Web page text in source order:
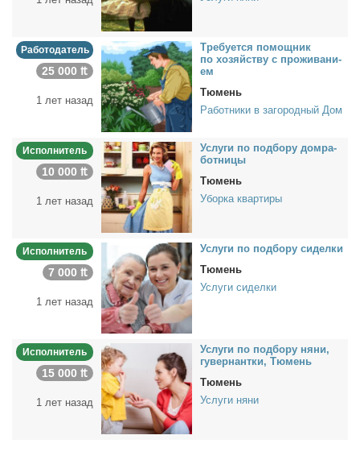
Работодатель
25 000 ₶
1 лет назад
Тре­бу­ет­ся по­мощ­ник
по хо­зяй­ству с про­жи­ва­ни­
ем
Тюмень
Работники в загородный Дом
Исполнитель
10 000 ₶
1 лет назад
Услу­ги по под­бо­ру дом­ра­
бот­ни­цы
Тюмень
Уборка квартиры
Исполнитель
7 000 ₶
1 лет назад
Услу­ги по под­бо­ру си­дел­ки
Тюмень
Услуги сиделки
Исполнитель
15 000 ₶
1 лет назад
Услу­ги по под­бо­ру ня­ни,
гу­вер­нант­ки, Тю­мень
Тюмень
Услуги няни